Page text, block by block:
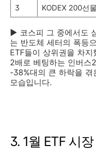
3
KODEX 200선
▶ 코스피 그 중에서도
는 반도체 세터의 폭등
ETF들이 상위권을 차
2배로 베팅하는 인버스
-38%대의 큰 하락을 겪
모습입니다.
3. 1월 ETF 시